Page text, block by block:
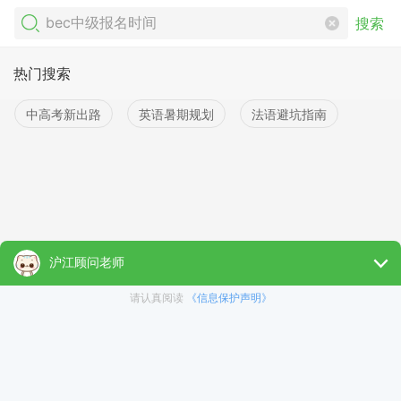
搜索
热门搜索
中高考新出路 英语暑期规划 法语避坑指南